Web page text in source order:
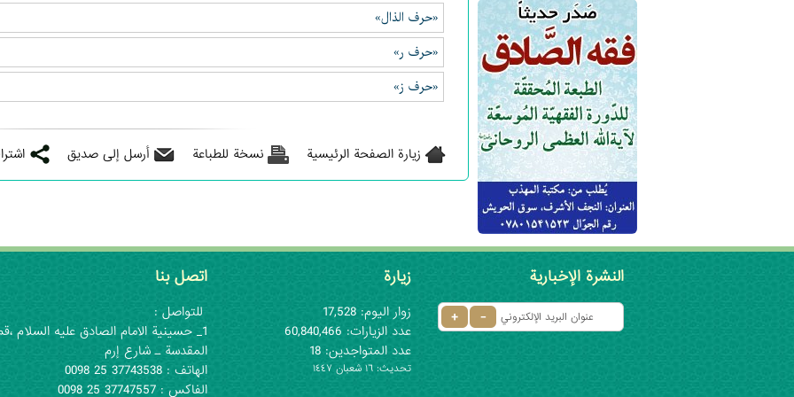
«حرف الذال»
«حرف ر»
«حرف ز»
زيارة الصفحة الرئيسية نسخة للطباعة أرسل إلى صديق
النشرة الإخبارية زيارة
زوار اليوم: 17,528
عدد الزيارات: 60,840,466
عدد المتواجدين: 18
تحديث: ١٦ شعبان ١٤٤٧
اتصل بنا
للتواصل :
1_ حسينية الامام الصادق عليه السلام
المقدسة ـ شارع إرم
الهاتف : 37743538 25 0098
الفاكس : 37747557 25 0098